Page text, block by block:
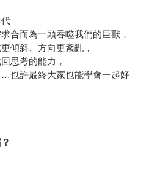
合而為一頭吞噬我們的巨獸，
傾斜、方向更紊亂，
思考的能力，
也許最終大家也能學會一起好